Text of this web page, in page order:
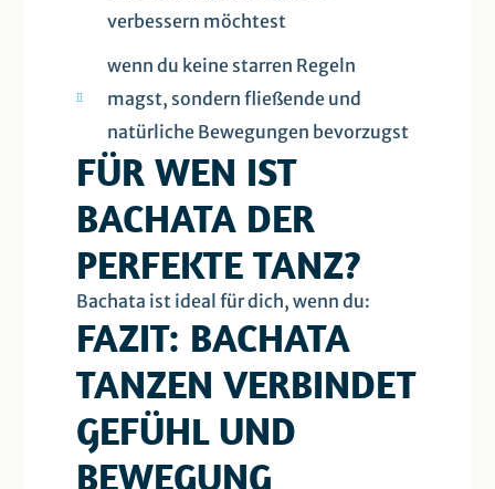
verbessern möchtest
wenn du keine starren Regeln
magst, sondern fließende und
natürliche Bewegungen bevorzugst
FÜR WEN IST
BACHATA DER
PERFEKTE TANZ?
Bachata ist ideal für dich, wenn du:
FAZIT: BACHATA
TANZEN VERBINDET
GEFÜHL UND
BEWEGUNG